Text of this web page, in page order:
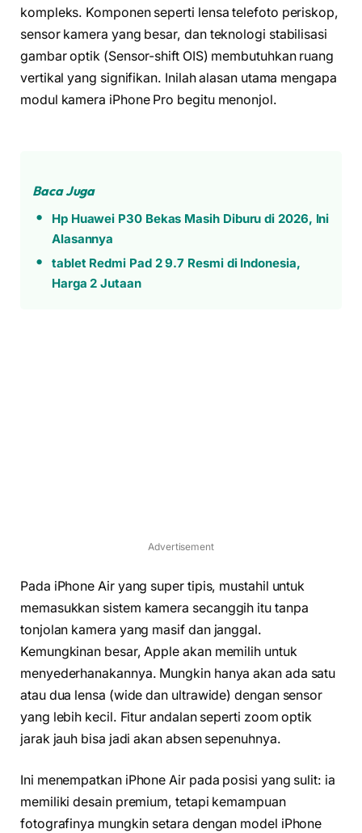
kompleks. Komponen seperti lensa telefoto periskop,
sensor kamera yang besar, dan teknologi stabilisasi
gambar optik (Sensor-shift OIS) membutuhkan ruang
vertikal yang signifikan. Inilah alasan utama mengapa
modul kamera iPhone Pro begitu menonjol.
Baca Juga
Hp Huawei P30 Bekas Masih Diburu di 2026, Ini
Alasannya
tablet Redmi Pad 2 9.7 Resmi di Indonesia,
Harga 2 Jutaan
Advertisement
Pada iPhone Air yang super tipis, mustahil untuk
memasukkan sistem kamera secanggih itu tanpa
tonjolan kamera yang masif dan janggal.
Kemungkinan besar, Apple akan memilih untuk
menyederhanakannya. Mungkin hanya akan ada satu
atau dua lensa (wide dan ultrawide) dengan sensor
yang lebih kecil. Fitur andalan seperti zoom optik
jarak jauh bisa jadi akan absen sepenuhnya.
Ini menempatkan iPhone Air pada posisi yang sulit: ia
memiliki desain premium, tetapi kemampuan
fotografinya mungkin setara dengan model iPhone